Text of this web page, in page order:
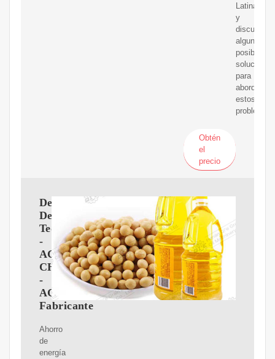
Latina,
y
algunas
posibles
soluciones
para
abordar
estos
problemas.
Obtén
el
precio
Destiladora
De
Tequila
-
ACE-
CHN.MX
-
ACE
Fabricante
Ahorro
de
energía